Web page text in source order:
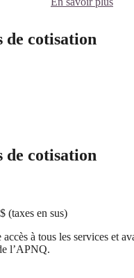
de cotisation
de cotisation
(taxes en sus)
à tous les services et
l’APNQ.